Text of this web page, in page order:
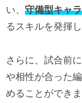
い、 守備型キャラ
るスキルを発揮し
さらに、試合前
や相性が合った
めることができま